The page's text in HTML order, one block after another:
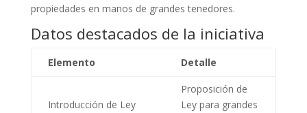
propiedades en manos de grandes tenedores.
Datos destacados de la iniciativa
Elemento Detalle
Introducción de Ley
Proposición de
Ley para grandes